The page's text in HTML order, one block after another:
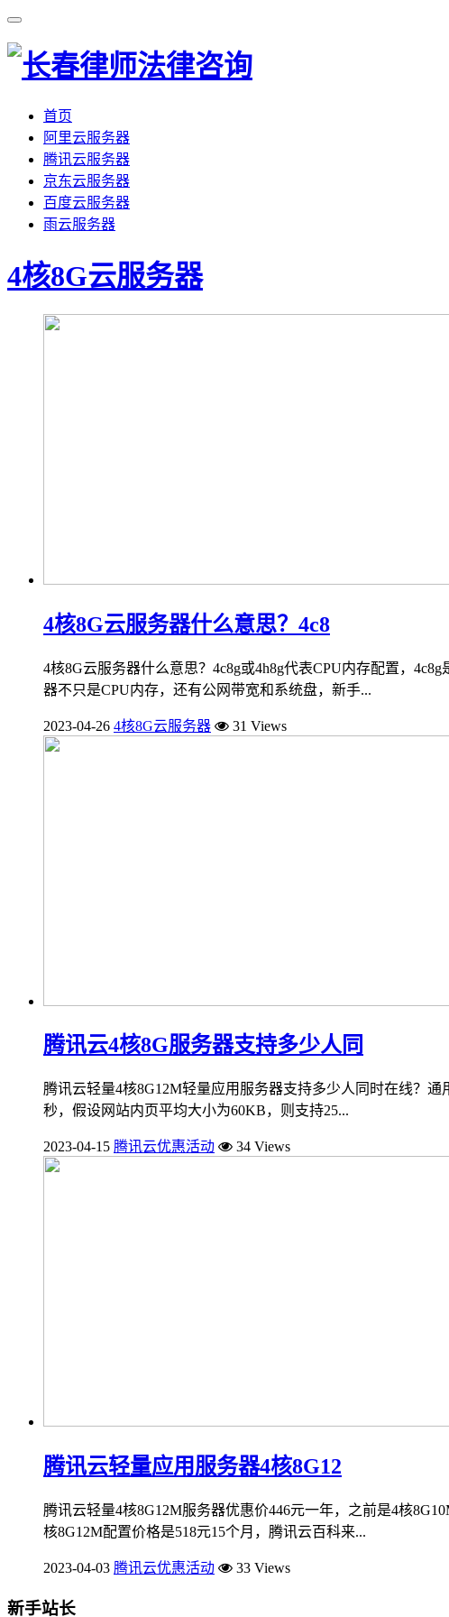
首页
阿里云服务器
腾讯云服务器
京东云服务器
百度云服务器
雨云服务器
4核8G云服务器
4核8G云服务器什么意思？4c8
4核8G云服务器什么意思？4c8g或4h8g代表CPU内存配置，
器不只是CPU内存，还有公网带宽和系统盘，新手...
2023-04-26 4核8G云服务器 31 Views
腾讯云4核8G服务器支持多少人同
腾讯云轻量4核8G12M轻量应用服务器支持多少人同时在线？通
秒，假设网站内页平均大小为60KB，则支持25...
2023-04-15 腾讯云优惠活动 34 Views
腾讯云轻量应用服务器4核8G12
腾讯云轻量4核8G12M服务器优惠价446元一年，之前是4核
核8G12M配置价格是518元15个月，腾讯云百科来...
2023-04-03 腾讯云优惠活动 33 Views
新手站长